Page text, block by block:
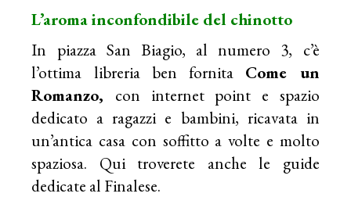
L’aroma inconfondibile del chinotto
In piazza San Biagio, al numero 3, c’è
l’ottima libreria ben fornita Come un
Romanzo, con internet point e spazio
dedicato a ragazzi e bambini, ricavata in
un’antica casa con soffitto a volte e molto
spaziosa. Qui troverete anche le guide
dedicate al Finalese.